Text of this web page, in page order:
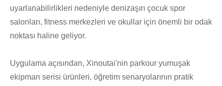
uyarlanabilirlikleri nedeniyle denizaşırı çocuk spor
salonları, fitness merkezleri ve okullar için önemli bir odak
noktası haline geliyor.
Uygulama açısından, Xinoutai'nin parkour yumuşak
ekipman serisi ürünleri, öğretim senaryolarının pratik